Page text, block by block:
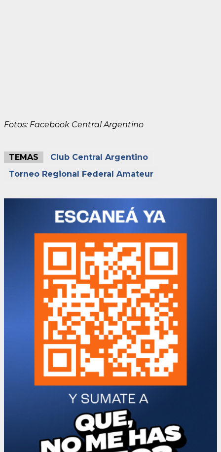
Fotos: Facebook Central Argentino
TEMAS
Club Central Argentino
Torneo Regional Federal Amateur